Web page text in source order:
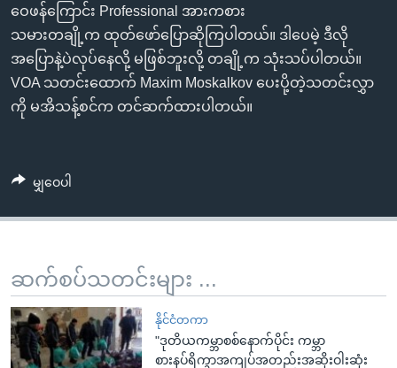
သို့
ကျော်
ကြည့်
ရန်
ရှာဖွေ
သို့
ရန်
ဗွီအိုအေ လူမှုကွန်ယက်များ
ဘာသာစကားများ
ဝေဖန်ကြောင်း Professional အားကစား
သမားတချို့က ထုတ်ဖော်ပြောဆိုကြပါတယ်။ ဒါပေမဲ့ ဒီလို
အပြောနဲ့ပဲလုပ်နေလို့ မဖြစ်ဘူးလို့ တချို့က သုံးသပ်ပါတယ်။
VOA သတင်းထောက် Maxim Moskalkov ပေးပို့တဲ့သတင်းလွှာ
ကို မအိသန့်စင်က တင်ဆက်ထားပါတယ်။
မျှဝေပါ
ဆက်စပ်သတင်းများ ...
နိုင်ငံတကာ
"ဒုတိယကမ္ဘာစစ်နောက်ပိုင်း ကမ္ဘာ
စားနပ်ရိက္ခာအကျပ်အတည်းအဆိုးဝါးဆုံး